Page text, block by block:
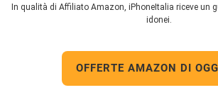
In qualità di Affiliato Amazon, iPhoneItalia riceve un
idonei.
OFFERTE AMAZON DI OGGI